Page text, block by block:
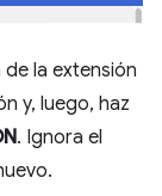
la extensión
y, luego, haz
. Ignora el